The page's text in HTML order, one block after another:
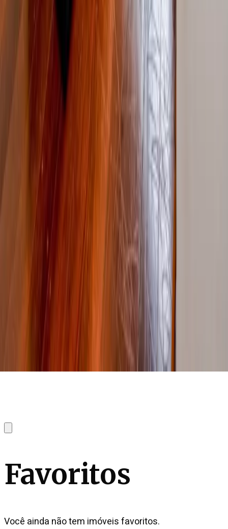
Favoritos
Você ainda não tem imóveis favoritos.